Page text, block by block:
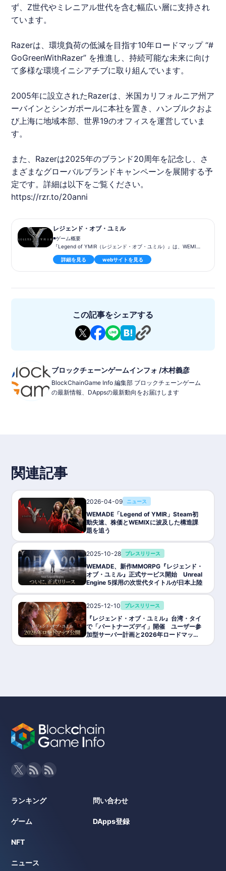
ず、Z世代やミレニアル世代を含む幅広い層に支持され
ています。
Razerは、環境負荷の低減を目指す10年ロードマップ “#
GoGreenWithRazer” を推進し、持続可能な未来に向け
て多様な環境イニシアチブに取り組んでいます。
2005年に設立されたRazerは、米国カリフォルニア州ア
ーバインとシンガポールに本社を置き、ハンブルクおよ
び上海に地域本部、世界19のオフィスを運営していま
す。
また、Razerは2025年のブランド20周年を記念し、さ
まざまなグローバルブランドキャンペーンを展開する予
定です。詳細は以下をご覧ください。
https://rzr.to/20anni
レジェンド・オブ・ユミル
◾️ゲーム概要
『Legend of YMIR（レジェンド・オブ・ユミル）』は、WEMIX
ブロックチェーン上で展開される次世代MMORPGです。「PLAY
YMIR, EARN WEMIX」をコンセプトに、北欧神話を題材とした世
界で資産価値を持つアイテムと通貨を生み出します。Unreal Engi
済性が特徴です。
プレイヤーは神々の黄昏が迫る北欧神話の世界を舞台に、装備の
生産・強化、ギルド戦、インターサーバー大戦などを通じて富と
栄光を競い合います。戦闘で得た報酬や装備はNFT化され、取引
や資産運用が可能です。
ゲーム内で獲得したG-WEMIXをWEMIXトークンと1:1で交換可
能。
・高品質グラフィック
Unreal Engine 5によるリアルで没入感のあるビジュアル。
ゲームタイトル: Legend of YMIR
ジャンル: MMORPG
対応機種: PC / モバイル
開発状況: 2025年10月28日グローバルリリース予定
P2E対応: 対応（G-WEMIX→WEMIX交換可）
ブロックチェーン: WEMIX
トークン: G-WEMIX, YMT, YMC
NFT: 装備・アイテム・キャラクター
公式Wiki: https://w.atwiki.jp/legendofymir/
詳細を見る webサイトを見る
この記事をシェアする
ブロックチェーンゲームインフォ /木村義彦
BlockChainGame Info 編集部 ブロックチェーンゲーム
の最新情報、DAppsの最新動向をお届けします
関連記事
2026-04-09 ニュース
WEMADE「Legend of YMIR」Steam初
動失速、株価とWEMIXに波及した構造課
題を追う
2025-10-28 プレスリリース
WEMADE、新作MMORPG『レジェンド・
オブ・ユミル』正式サービス開始 Unreal
Engine 5採用の次世代タイトルが日本上陸
2025-12-10 プレスリリース
『レジェンド・オブ・ユミル』台湾・タイ
で「パートナーズデイ」開催 ユーザー参
加型サーバー計画と2026年ロードマップ
ランキング
ゲーム
NFT
ニュース
問い合わせ
DApps登録